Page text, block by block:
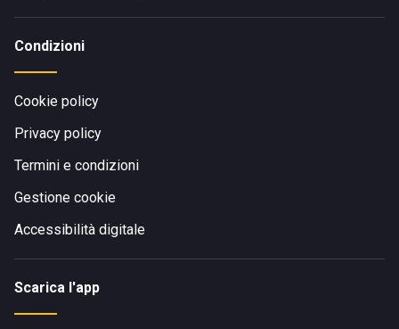
Condizioni
Cookie policy
Privacy policy
Termini e condizioni
Gestione cookie
Accessibilità digitale
Scarica l'app